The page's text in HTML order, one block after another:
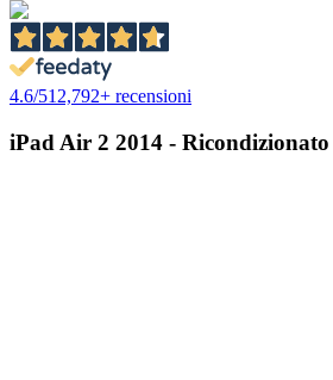
4.6/512,792+ recensioni
iPad Air 2 2014 - Ricondizionato